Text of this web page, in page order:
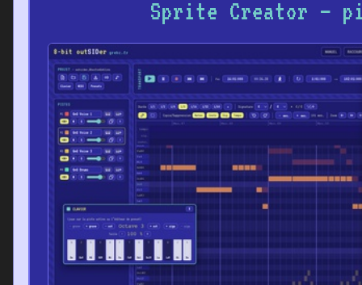
Sprite Creator –